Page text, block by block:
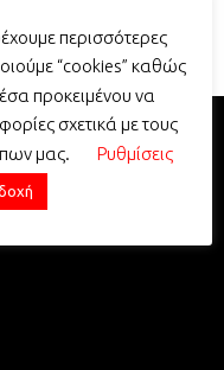
-
περισσότερες
“cookies” καθώς
προκειμένου να
σχετικά με τους
μας.
Ρυθμίσεις